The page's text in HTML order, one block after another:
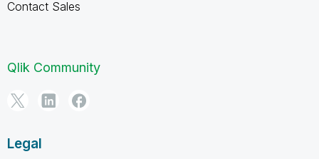
Contact Sales
Qlik Community
Legal